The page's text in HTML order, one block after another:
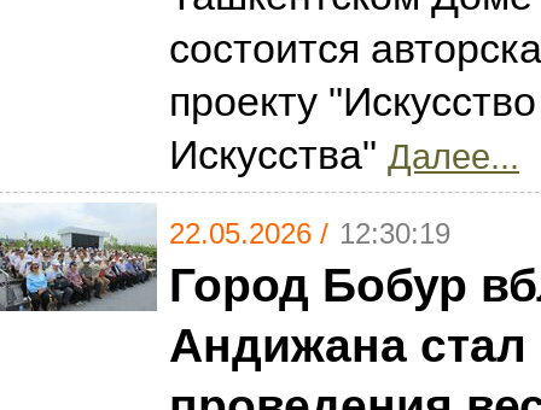
состоится
проекту
Искусства" Далее...
22.05.2026 / 12:30:19
Город Бобур
Андижана стал